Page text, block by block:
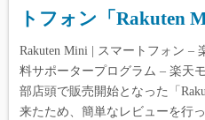
トフォン「Rakuten
Rakuten Mini | スマートフォン –
料サポータープログラム – 楽天
部店頭で販売開始となった「
来たため、簡単なレビューを行